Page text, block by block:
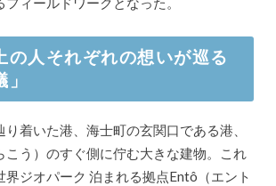
の人それぞれの想いが巡る
り着いた港、海士町の玄関口である港、
こう）のすぐ側に佇む大きな建物。これ
界ジオパーク 泊まれる拠点Entô（エント